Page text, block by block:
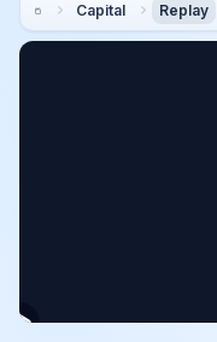
Capital Replay